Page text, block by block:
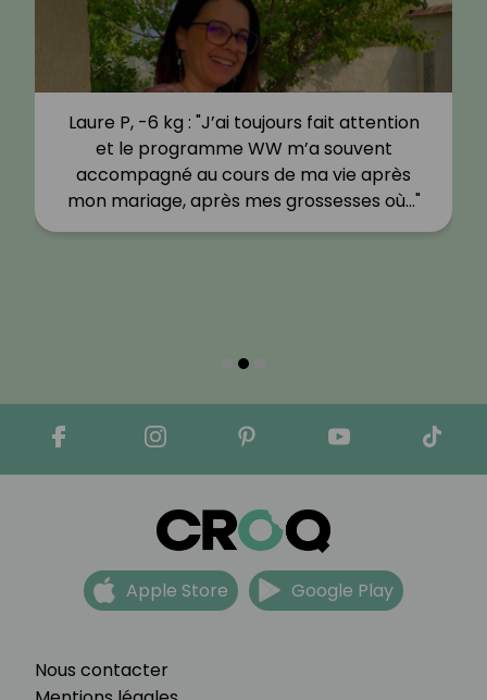
Laure P, -6 kg : "J’ai toujours fait attention
et le programme WW m’a souvent
accompagné au cours de ma vie après
mon mariage, après mes grossesses où…"
Nous contacter
Apple Store Google Play